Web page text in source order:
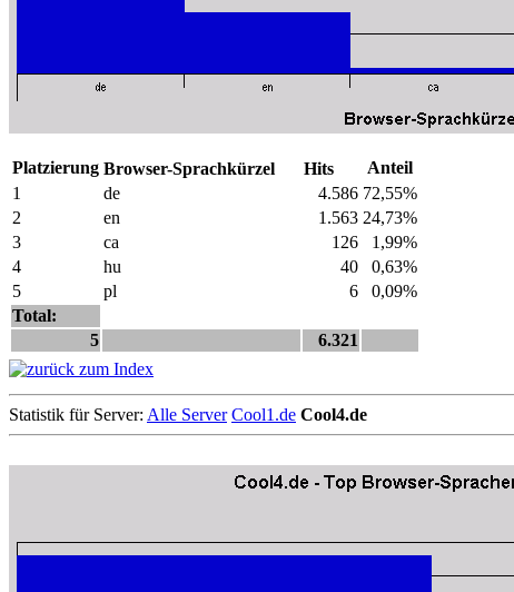
Platzierung Browser-Sprachkürzel Hits
Anteil
1
de 4.586 72,55%
2
en 1.563 24,73%
3
ca 126
1,99%
4
hu 40
0,63%
5
pl 6
0,09%
Total:
5
6.321
Statistik für Server: Alle Server Cool1.de Cool4.de